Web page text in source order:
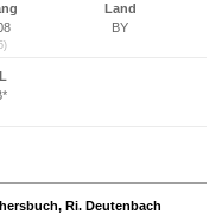
Land
BY
Ri. Deutenbach